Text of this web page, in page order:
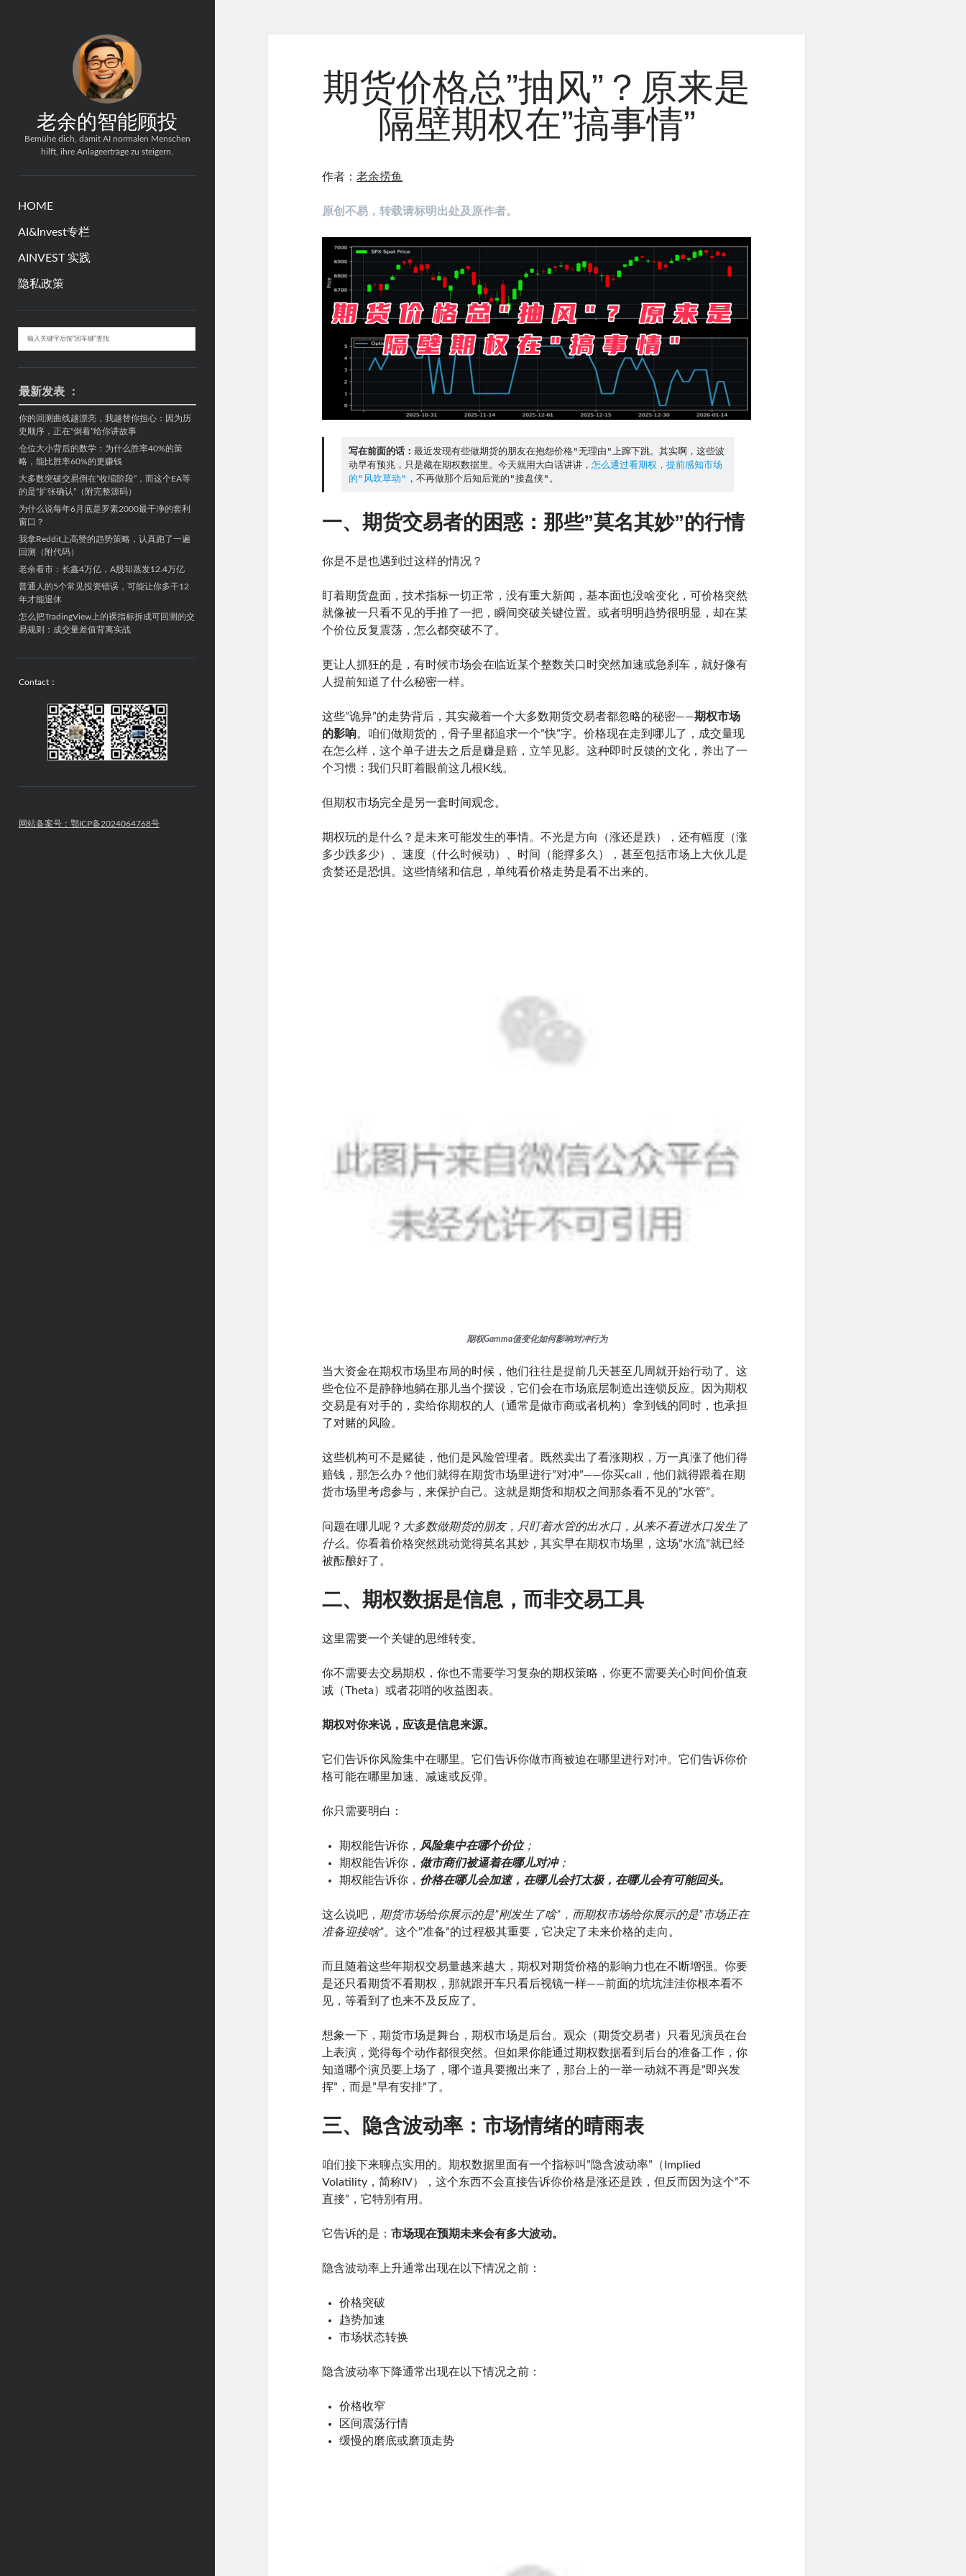
老余的智能顾投
Bemühe dich, damit AI normalen Menschen
hilft, ihre Anlageerträge zu steigern.
HOME
AI&Invest专栏
AINVEST 实践
隐私政策
Sidebar
最新发表 ：
你的回测曲线越漂亮，我越替你担心：因为历
史顺序，正在“倒着”给你讲故事
仓位大小背后的数学：为什么胜率40%的策
略，能比胜率60%的更赚钱
大多数突破交易倒在“收缩阶段”，而这个EA等
的是“扩张确认”（附完整源码）
为什么说每年6月底是罗素2000最干净的套利
窗口？
我拿Reddit上高赞的趋势策略，认真跑了一遍
回测（附代码）
老余看市：长鑫4万亿，A股却蒸发12.4万亿
普通人的5个常见投资错误，可能让你多干12
年才能退休
怎么把TradingView上的裸指标拆成可回测的交
易规则：成交量差值背离实战
Contact：
网站备案号：鄂ICP备2024064768号
期货价格总”抽风”？原来是
隔壁期权在”搞事情”
作者：老余捞鱼
原创不易，转载请标明出处及原作者。
写在前面的话： 最近发现有些做期货的朋友在抱怨价格"无理由"上蹿下跳。其实啊，这些波
动早有预兆，只是藏在期权数据里。今天就用大白话讲讲， 怎么通过看期权，提前感知市场
的"风吹草动" ，不再做那个后知后觉的"接盘侠"。
一、期货交易者的困惑：那些”莫名其妙”的行情
你是不是也遇到过这样的情况？
盯着期货盘面，技术指标一切正常，没有重大新闻，基本面也没啥变化，可价格突然
就像被一只看不见的手推了一把，瞬间突破关键位置。或者明明趋势很明显，却在某
个价位反复震荡，怎么都突破不了。
更让人抓狂的是，有时候市场会在临近某个整数关口时突然加速或急刹车，就好像有
人提前知道了什么秘密一样。
这些”诡异”的走势背后，其实藏着一个大多数期货交易者都忽略的秘密——期权市场
的影响。咱们做期货的，骨子里都追求一个”快”字。价格现在走到哪儿了，成交量现
在怎么样，这个单子进去之后是赚是赔，立竿见影。这种即时反馈的文化，养出了一
个习惯：我们只盯着眼前这几根K线。
但期权市场完全是另一套时间观念。
期权玩的是什么？是未来可能发生的事情。不光是方向（涨还是跌），还有幅度（涨
多少跌多少）、速度（什么时候动）、时间（能撑多久），甚至包括市场上大伙儿是
贪婪还是恐惧。这些情绪和信息，单纯看价格走势是看不出来的。
期权Gamma值变化如何影响对冲行为
当大资金在期权市场里布局的时候，他们往往是提前几天甚至几周就开始行动了。这
些仓位不是静静地躺在那儿当个摆设，它们会在市场底层制造出连锁反应。因为期权
交易是有对手的，卖给你期权的人（通常是做市商或者机构）拿到钱的同时，也承担
了对赌的风险。
这些机构可不是赌徒，他们是风险管理者。既然卖出了看涨期权，万一真涨了他们得
赔钱，那怎么办？他们就得在期货市场里进行”对冲”——你买call，他们就得跟着在期
货市场里考虑参与，来保护自己。这就是期货和期权之间那条看不见的”水管”。
问题在哪儿呢？ 大多数做期货的朋友，只盯着水管的出水口，从来不看进水口发生了
什么。你看着价格突然跳动觉得莫名其妙，其实早在期权市场里，这场”水流”就已经
被酝酿好了。
二、期权数据是信息，而非交易工具
这里需要一个关键的思维转变。
你不需要去交易期权，你也不需要学习复杂的期权策略，你更不需要关心时间价值衰
减（Theta）或者花哨的收益图表。
期权对你来说，应该是信息来源。
它们告诉你风险集中在哪里。它们告诉你做市商被迫在哪里进行对冲。它们告诉你价
格可能在哪里加速、减速或反弹。
你只需要明白：
期权能告诉你， 风险集中在哪个价位；
期权能告诉你， 做市商们被逼着在哪儿对冲；
期权能告诉你， 价格在哪儿会加速，在哪儿会打太极，在哪儿会有可能回头。
这么说吧， 期货市场给你展示的是”刚发生了啥”，而期权市场给你展示的是”市场正在
准备迎接啥”。这个”准备”的过程极其重要，它决定了未来价格的走向。
而且随着这些年期权交易量越来越大，期权对期货价格的影响力也在不断增强。你要
是还只看期货不看期权，那就跟开车只看后视镜一样——前面的坑坑洼洼你根本看不
见，等看到了也来不及反应了。
想象一下，期货市场是舞台，期权市场是后台。观众（期货交易者）只看见演员在台
上表演，觉得每个动作都很突然。但如果你能通过期权数据看到后台的准备工作，你
知道哪个演员要上场了，哪个道具要搬出来了，那台上的一举一动就不再是”即兴发
挥”，而是”早有安排”了。
三、隐含波动率：市场情绪的晴雨表
咱们接下来聊点实用的。期权数据里面有一个指标叫”隐含波动率”（Implied
Volatility，简称IV），这个东西不会直接告诉你价格是涨还是跌，但反而因为这个”不
直接”，它特别有用。
它告诉的是：市场现在预期未来会有多大波动。
隐含波动率上升通常出现在以下情况之前：
价格突破
趋势加速
市场状态转换
隐含波动率下降通常出现在以下情况之前：
价格收窄
区间震荡行情
缓慢的磨底或磨顶走势